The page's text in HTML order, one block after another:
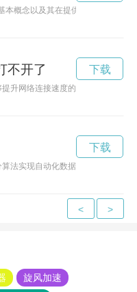
本概念以及其在提供全新网络体验
不开了
升网络连接速度的工具，让用户
下载
法实现自动化数据处理的工具。
下载
< >
旋风加速